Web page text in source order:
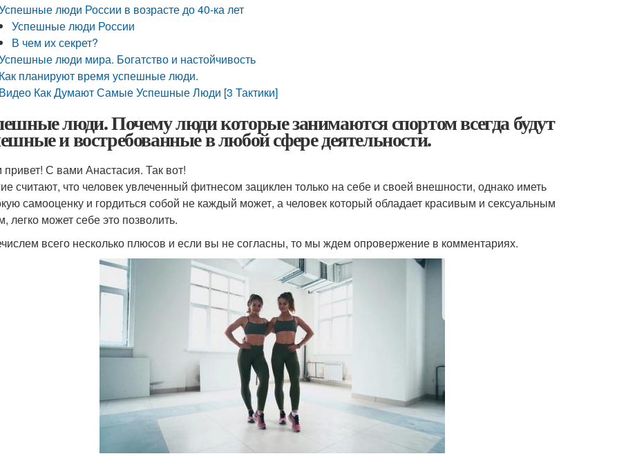
люди России в возрасте до 40-ка лет
Успешные люди России
В чем их секрет?
люди мира. Богатство и настойчивость
Как планируют время успешные люди.
Видео Как Думают Самые Успешные Люди [3 Тактики]
люди. Почему люди которые занимаются спортом всегда будут
и востребованные в любой сфере деятельности.
С вами Анастасия. Так вот!
считают, что человек увлеченный фитнесом зациклен только на себе и своей внешности, однако иметь
самооценку и гордиться собой не каждый может, а человек который обладает красивым и сексуальным
легко может себе это позволить.
всего несколько плюсов и если вы не согласны, то мы ждем опровержение в комментариях.